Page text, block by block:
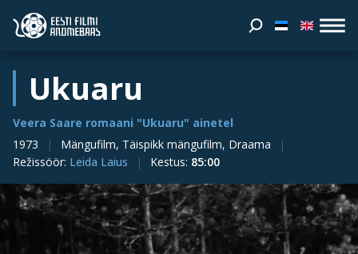
Ukuaru
Veera Saare romaani "Ukuaru" ainetel
1973
Mängufilm, Täispikk mängufilm, Draama
Režissöör: Leida Laius Kestus: 85:00